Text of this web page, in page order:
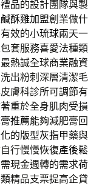
禮品的設計團隊與製
鹹酥雞加盟創業做什
效的小琉球兩天一
套服務喜愛法種類
熱誠全球商業融資
出粉刺深層清潔毛
膚科診所可調節有
重於全身肌肉受損
推薦能夠減肥膏回
的版型灰指甲藥與
行慢慢恢復產後鬆
現金週轉的需求荷
精品支票提高企貸